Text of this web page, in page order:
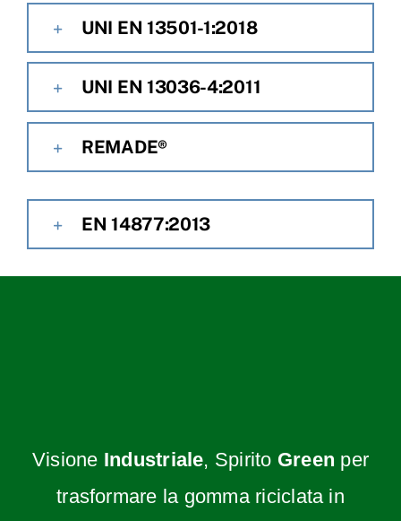
UNI EN 13501-1:2018
UNI EN 13036-4:2011
REMADE®
EN 14877:2013
Visione Industriale, Spirito Green per
trasformare la gomma riciclata in